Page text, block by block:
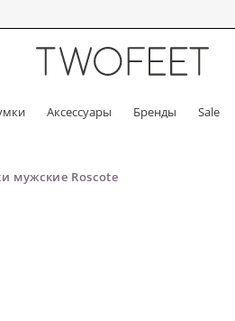
Аксессуары Бренды Sale
мужские Roscote